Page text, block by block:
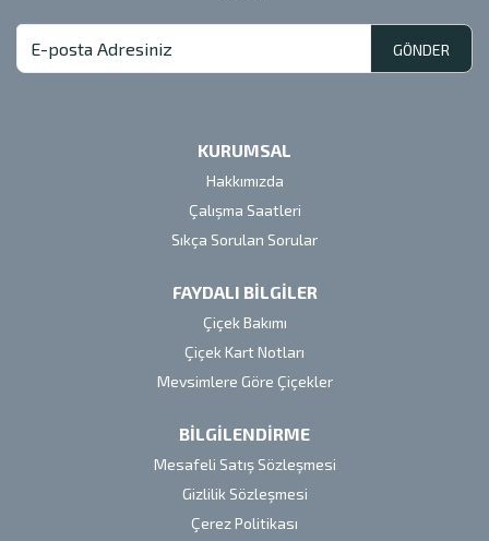
GÖNDER
KURUMSAL
Hakkımızda
Çalışma Saatleri
Sıkça Sorulan Sorular
FAYDALI BİLGİLER
Çiçek Bakımı
Çiçek Kart Notları
Mevsimlere Göre Çiçekler
BİLGİLENDİRME
Mesafeli Satış Sözleşmesi
Gizlilik Sözleşmesi
Çerez Politikası